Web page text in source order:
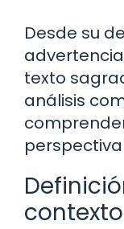
Desde su
texto
análisis